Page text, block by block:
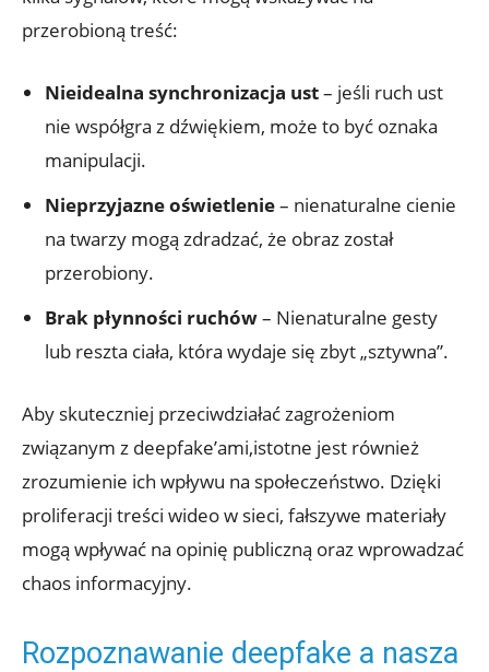
przerobioną treść:
Nieidealna‍ synchronizacja ⁣ust– jeśli ruch ust
nie współgra z ⁣dźwiękiem, może to ⁢być oznaka
manipulacji.
Nieprzyjazne oświetlenie–​ nienaturalne cienie
na twarzy mogą zdradzać, że obraz został
⁣przerobiony.
Brak płynności ruchów‍– Nienaturalne gesty
lub reszta ciała, która wydaje się zbyt „sztywna”.
Aby skuteczniej przeciwdziałać zagrożeniom
związanym z deepfake’ami,istotne jest również
zrozumienie ich wpływu na społeczeństwo. Dzięki
proliferacji ⁢treści wideo ⁤w sieci, ‍fałszywe⁢ materiały
mogą wpływać na⁢ opinię publiczną⁣ oraz wprowadzać
chaos informacyjny.
Rozpoznawanie deepfake a nasza⁤